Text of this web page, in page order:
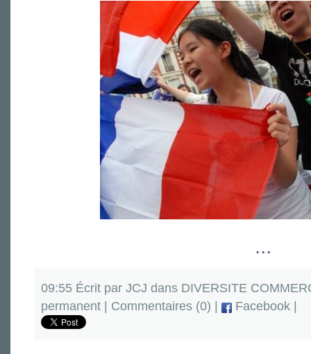
...
09:55 Écrit par JCJ dans DIVERSITE
permanent
Commentaires (0) Facebook